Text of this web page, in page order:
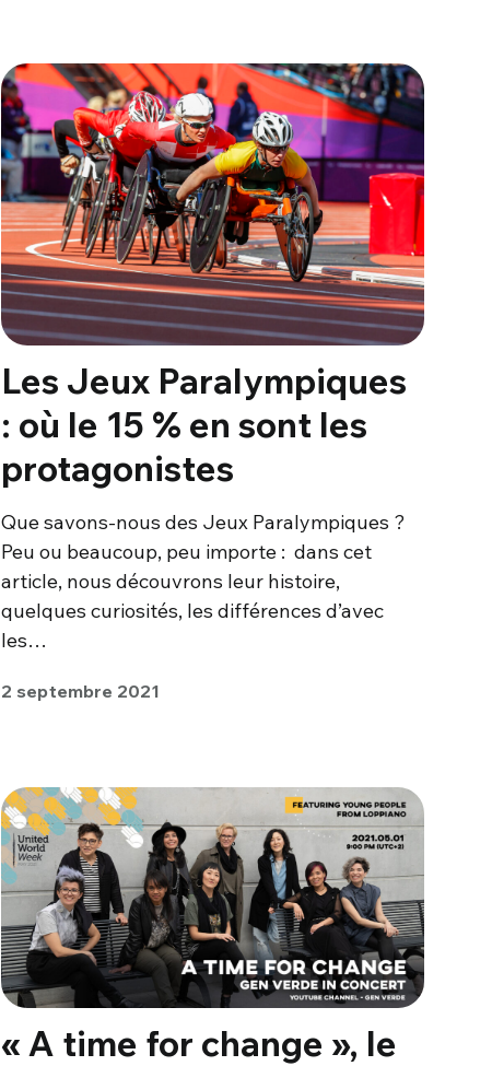
Les Jeux Paralympiques
: où le 15 % en sont les
protagonistes
Que savons-nous des Jeux Paralympiques ?
Peu ou beaucoup, peu importe : dans cet
article, nous découvrons leur histoire,
quelques curiosités, les différences d’avec
les…
2 septembre 2021
« A time for change », le